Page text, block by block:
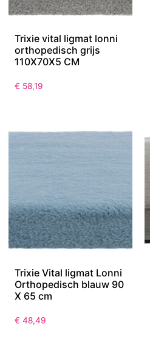
Trixie vital ligmat lonni
orthopedisch grijs
110X70X5 CM
€ 58,19
Trixie Vital ligmat Lonni
Orthopedisch blauw 90
X 65 cm
€ 48,49